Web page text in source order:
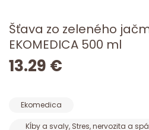
Šťava zo zeleného
EKOMEDICA 500 ml
13.29 €
Ekomedica
Kĺby a svaly, Stres, nervozita a